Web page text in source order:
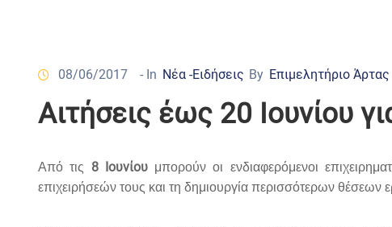
08/06/2017 - In Νέα -Ειδήσεις By Επιμελητήριο Άρτας
Αιτήσεις έως 20 Ιουνίου
Από τις 8 Ιουνίουμπορούν οι ενδιαφερόμενοι
επιχειρήσεών τους και τη δημιουργία περισσότερων θέσεων